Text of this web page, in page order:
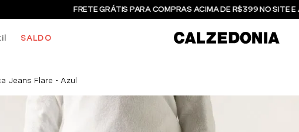
FRETE GRÁTIS PARA COMPRAS ACIMA DE R$399 NO SITE
SALDO
Jeans Flare - Azul